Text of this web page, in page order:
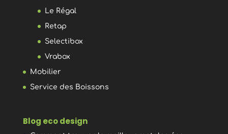
Le Régal
Retap
Selectibox
Vrabox
Mobilier
Service des Boissons
Blog eco design